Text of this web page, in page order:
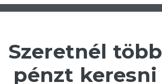
Szeretnél több
pénzt keresni